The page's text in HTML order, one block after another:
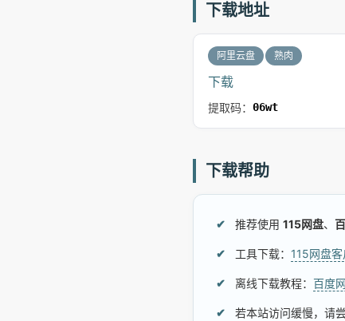
下载地址
阿里云盘 熟肉
下载
提取码： 06wt
下载帮助
推荐使用 115网盘、
工具下载： 115网盘
离线下载教程： 百度
若本站访问缓慢，请